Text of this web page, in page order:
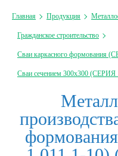
Главная Продукция
Гражданское строительство
Сваи каркасного формования
Сваи сечением 300х300 (СЕРИЯ